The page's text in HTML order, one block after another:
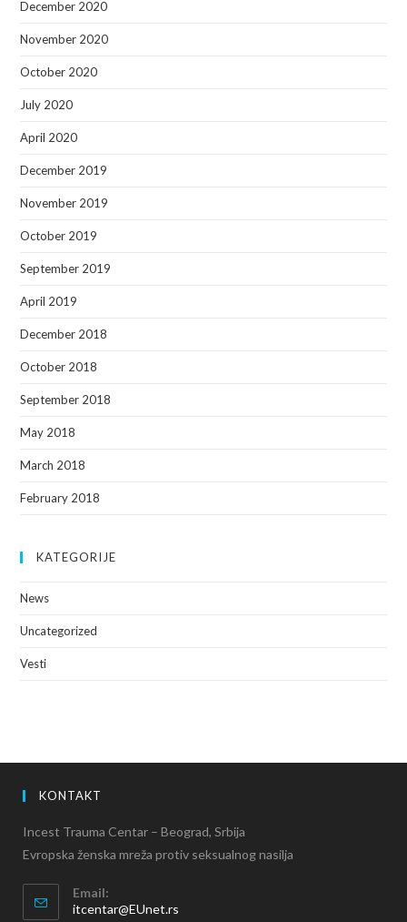
December 2020
November 2020
October 2020
July 2020
April 2020
December 2019
November 2019
October 2019
September 2019
April 2019
December 2018
October 2018
September 2018
May 2018
March 2018
February 2018
KATEGORIJE
News
Uncategorized
Vesti
KONTAKT
Incest Trauma Centar – Beograd, Srbija
Evropska ženska mreža protiv seksualnog nasilja
Email:
itcentar@EUnet.rs